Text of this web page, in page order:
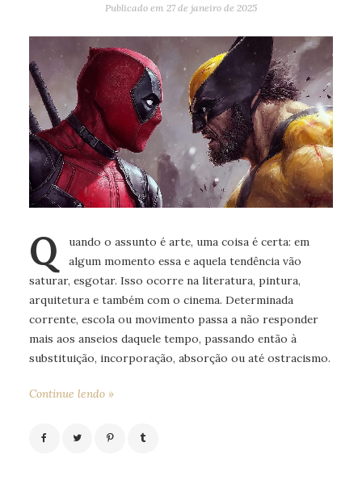
Publicado em 27 de janeiro de 2025
Q
uando o assunto é arte, uma coisa é certa: em
algum momento essa e aquela tendência vão
saturar, esgotar. Isso ocorre na literatura, pintura,
arquitetura e também com o cinema. Determinada
corrente, escola ou movimento passa a não responder
mais aos anseios daquele tempo, passando então à
substituição, incorporação, absorção ou até ostracismo.
Continue lendo »